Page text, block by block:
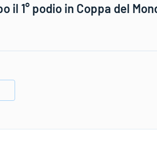
il 1° podio in Coppa del